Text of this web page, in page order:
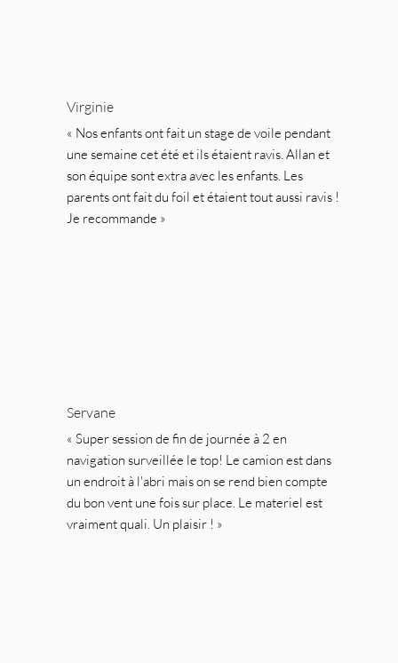
Virginie
« Nos enfants ont fait un stage de voile pendant
une semaine cet été et ils étaient ravis. Allan et
son équipe sont extra avec les enfants. Les
parents ont fait du foil et étaient tout aussi ravis !
Je recommande »
Servane
« Super session de fin de journée à 2 en
navigation surveillée le top! Le camion est dans
un endroit à l'abri mais on se rend bien compte
du bon vent une fois sur place. Le materiel est
vraiment quali. Un plaisir ! »